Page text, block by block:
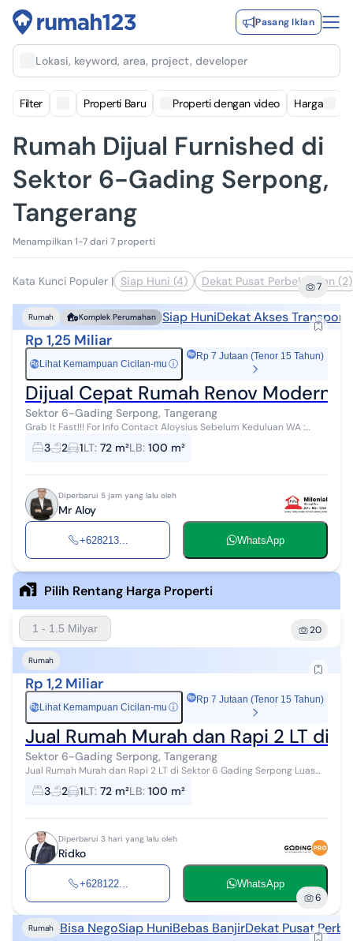
Pasang Iklan
Lokasi, keyword, area, project, developer
Filter Properti Baru Properti dengan video Harga
Rumah Dijual Furnished di
Sektor 6-Gading Serpong,
Tangerang
Menampilkan 1-7 dari 7 properti
Kata Kunci Populer | Siap Huni (4) Dekat Pusat Perbelanjaan (2)
7
Rumah Komplek Perumahan Siap HuniDekat Akses
Rp 1,25 Miliar
Rp Lihat Kemampuan Cicilan-mu ⓘ
Rp 7 Jutaan (Tenor 15 Tahun)
Dijual Cepat Rumah Renov Modern
Sektor 6-Gading Serpong, Tangerang
Grab It Fast!!! For Info Contact Aloysius Sebelum Keduluan WA :
0821xxxxxxxx Dijual Rumah Modern Minimalis Full Furnished Rapih
Siap Huni Lokasi S...
3 2 1LT: 72 m²LB: 100 m²
Diperbarui 5 jam yang lalu oleh
Mr Aloy
+628213... WhatsApp
Pilih Rentang Harga Properti
1 - 1.5 Milyar 20
Rumah
Rp 1,2 Miliar
Rp Lihat Kemampuan Cicilan-mu ⓘ
Rp 7 Jutaan (Tenor 15 Tahun)
Jual Rumah Murah dan Rapi 2 LT di
Sektor 6-Gading Serpong, Tangerang
Jual Rumah Murah dan Rapi 2 LT di Sektor 6 Gading Serpong Luas
Tanah = 72 M2 Luas Bangunan = 100 m2 Kamar Tidur = 3 Kamar
Mandi = 2 AC = 3 Full Fur...
3 2 1LT: 72 m²LB: 100 m²
Diperbarui 3 hari yang lalu oleh
Ridko
+628122... WhatsApp
6
Rumah Bisa NegoSiap HuniBebas BanjirDekat Pusat